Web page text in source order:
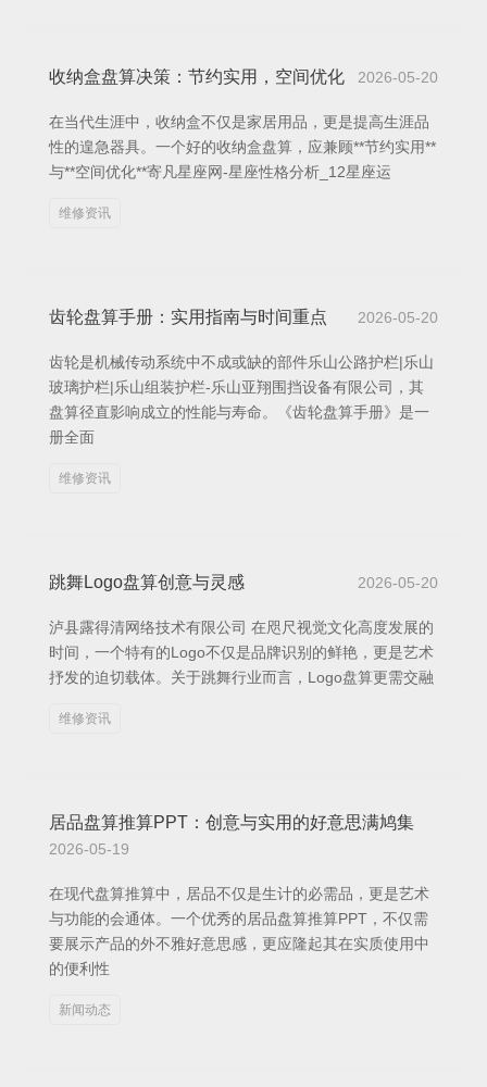
收纳盒盘算决策：节约实用，空间优化 2026-05-20
在当代生涯中，收纳盒不仅是家居用品，更是提高生涯品
性的遑急器具。一个好的收纳盒盘算，应兼顾**节约实用**
与**空间优化**寄凡星座网-星座性格分析_12星座运
维修资讯
齿轮盘算手册：实用指南与时间重点 2026-05-20
齿轮是机械传动系统中不成或缺的部件乐山公路护栏|乐山
玻璃护栏|乐山组装护栏-乐山亚翔围挡设备有限公司，其
盘算径直影响成立的性能与寿命。《齿轮盘算手册》是一
册全面
维修资讯
跳舞Logo盘算创意与灵感 2026-05-20
泸县露得清网络技术有限公司 在咫尺视觉文化高度发展的
时间，一个特有的Logo不仅是品牌识别的鲜艳，更是艺术
抒发的迫切载体。关于跳舞行业而言，Logo盘算更需交融
维修资讯
居品盘算推算PPT：创意与实用的好意思满鸠集
2026-05-19
在现代盘算推算中，居品不仅是生计的必需品，更是艺术
与功能的会通体。一个优秀的居品盘算推算PPT，不仅需
要展示产品的外不雅好意思感，更应隆起其在实质使用中
的便利性
新闻动态